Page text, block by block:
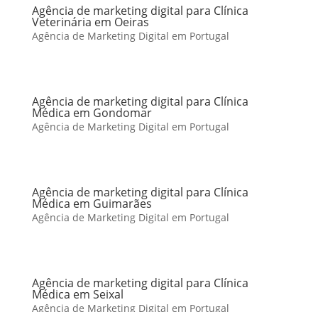
Agência de marketing digital para Clínica
Veterinária em Oeiras
Agência de Marketing Digital em Portugal
Agência de marketing digital para Clínica
Médica em Gondomar
Agência de Marketing Digital em Portugal
Agência de marketing digital para Clínica
Médica em Guimarães
Agência de Marketing Digital em Portugal
Agência de marketing digital para Clínica
Médica em Seixal
Agência de Marketing Digital em Portugal